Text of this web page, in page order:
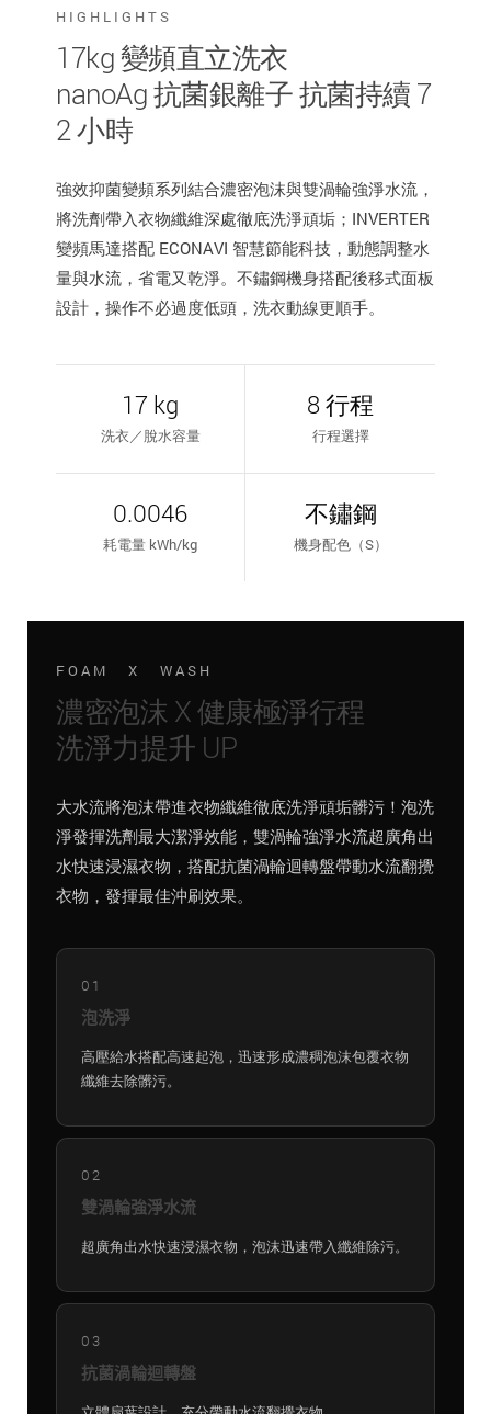
HIGHLIGHTS
17kg 變頻直立洗衣
nanoAg 抗菌銀離子 抗菌持續 7
2 小時
強效抑菌變頻系列結合濃密泡沫與雙渦輪強淨水流，
將洗劑帶入衣物纖維深處徹底洗淨頑垢；INVERTER
變頻馬達搭配 ECONAVI 智慧節能科技，動態調整水
量與水流，省電又乾淨。不鏽鋼機身搭配後移式面板
設計，操作不必過度低頭，洗衣動線更順手。
17 kg
洗衣／脫水容量
8 行程
行程選擇
0.0046
耗電量 kWh/kg
不鏽鋼
機身配色（S）
FOAM X WASH
濃密泡沫 X 健康極淨行程
洗淨力提升 UP
大水流將泡沫帶進衣物纖維徹底洗淨頑垢髒污！泡洗
淨發揮洗劑最大潔淨效能，雙渦輪強淨水流超廣角出
水快速浸濕衣物，搭配抗菌渦輪迴轉盤帶動水流翻攪
衣物，發揮最佳沖刷效果。
01
泡洗淨
高壓給水搭配高速起泡，迅速形成濃稠泡沫包覆衣物
纖維去除髒污。
02
雙渦輪強淨水流
超廣角出水快速浸濕衣物，泡沫迅速帶入纖維除污。
03
抗菌渦輪迴轉盤